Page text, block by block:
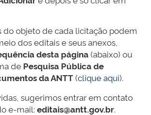
do objeto de cada licitação podem
dos editais e seus anexos,
desta página(abaixo) ou
de Pesquisa Pública de
da ANTT(clique aqui).
sugerimos entrar em contato
e-mail: editais@antt.gov.br.